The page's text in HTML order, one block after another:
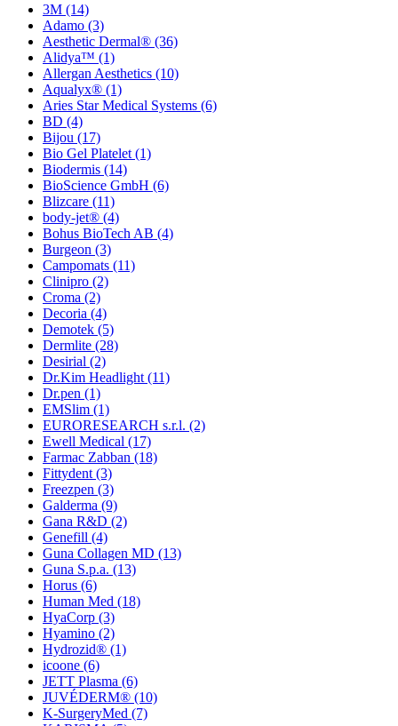
3M (14)
Adamo (3)
Aesthetic Dermal® (36)
Alidya™ (1)
Allergan Aesthetics (10)
Aqualyx® (1)
Aries Star Medical Systems (6)
BD (4)
Bijou (17)
Bio Gel Platelet (1)
Biodermis (14)
BioScience GmbH (6)
Blizcare (11)
body-jet® (4)
Bohus BioTech AB (4)
Burgeon (3)
Campomats (11)
Clinipro (2)
Croma (2)
Decoria (4)
Demotek (5)
Dermlite (28)
Desirial (2)
Dr.Kim Headlight (11)
Dr.pen (1)
EMSlim (1)
EURORESEARCH s.r.l. (2)
Ewell Medical (17)
Farmac Zabban (18)
Fittydent (3)
Freezpen (3)
Galderma (9)
Gana R&D (2)
Genefill (4)
Guna Collagen MD (13)
Guna S.p.a. (13)
Horus (6)
Human Med (18)
HyaCorp (3)
Hyamino (2)
Hydrozid® (1)
icoone (6)
JETT Plasma (6)
JUVÉDERM® (10)
K-SurgeryMed (7)